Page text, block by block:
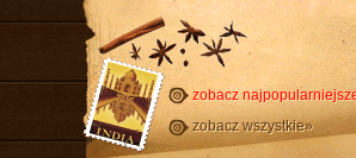
zobacz
zobacz wszystkie»